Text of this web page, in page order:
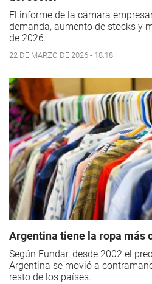
El informe de la cámara
demanda, aumento de stocks y
de 2026.
22 DE MARZO DE 2026 - 18:18
Argentina tiene la ropa más
Según Fundar, desde 2002 el
Argentina se movió a
resto de los países.